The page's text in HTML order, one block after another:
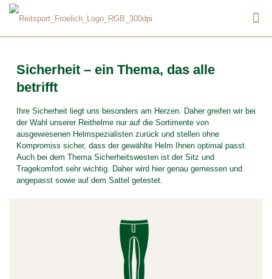
Sicherheit – ein Thema, das alle
betrifft
Ihre Sicherheit liegt uns besonders am Herzen. Daher greifen wir bei
der Wahl unserer Reithelme nur auf die Sortimente von
ausgewiesenen Helmspezialisten zurück und stellen ohne
Kompromiss sicher, dass der gewählte Helm Ihnen optimal passt.
Auch bei dem Thema Sicherheitswesten ist der Sitz und
Tragekomfort sehr wichtig. Daher wird hier genau gemessen und
angepasst sowie auf dem Sattel getestet.